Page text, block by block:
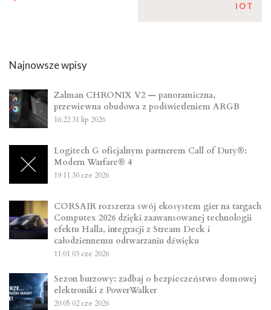
IOT
Najnowsze wpisy
Zalman CHRONIX V2 — panoramiczna,
przewiewna obudowa z podświetleniem ARGB
16:2231 lip 2026
Logitech G oficjalnym partnerem Call of Duty®:
Modern Warfare® 4
19:11 30 cze 2026
CORSAIR rozszerza swój ekosystem gier na targach
Computex 2026 dzięki zaawansowanej technologii
efektu Halla, integracji z Stream Deck i
całodziennemu odtwarzaniu dźwięku
11:01 03 cze 2026
Sezon burzowy: zadbaj o bezpieczeństwo domowej
elektroniki z PowerWalker
20:05 02 cze 2026